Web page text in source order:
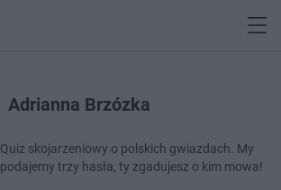
Adrianna Brzózka
Quiz skojarzeniowy o polskich gwiazdach. My
podajemy trzy hasła, ty zgadujesz o kim mowa!